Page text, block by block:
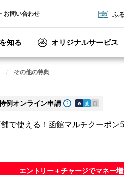
お問い合わせ ふ
知る オリジナルサービス
その他の特典
例オンライン申請 e ま 自
で使える！函館マルチクーポ
エントリー＋チャージでマネー増